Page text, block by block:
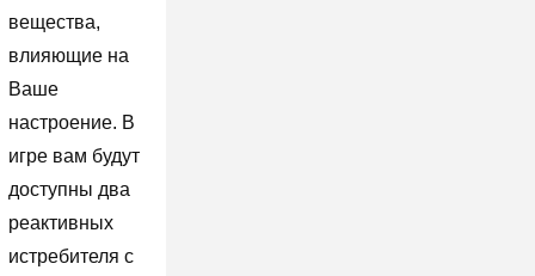
вещества,
влияющие на
Ваше
настроение. В
игре вам будут
доступны два
реактивных
истребителя с